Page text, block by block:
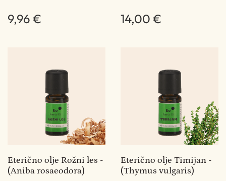
9,96 € 14,00 €
Eterično olje Rožni les -
(Aniba rosaeodora)
Eterično olje Timijan -
(Thymus vulgaris)